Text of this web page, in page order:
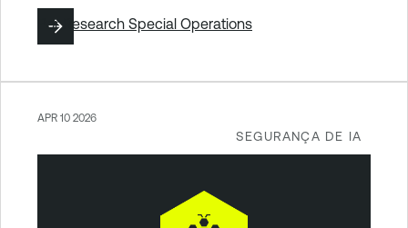
Por Research Special Operations
SEGURANÇA DE IA
APR 10 2026